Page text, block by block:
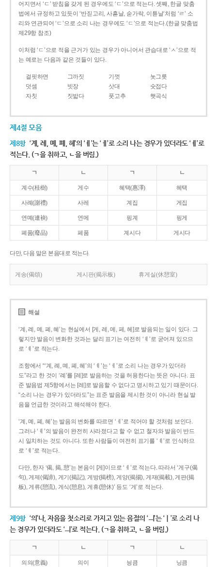
어지면서 ‘ㄷ’ 받침을 갖게 된 경우에도 ‘ㄷ’으로 적는다. 셋째, 한글 맞춤
법에서 규정하고 있듯이 ‘반짇고리, 사흗날, 숟가락, 이튿날’처럼 ‘ㄹ’ 소
리와 연관되어 ‘ㄷ’으로 소리 나는 경우에도 ‘ㄷ’으로 적는다.(한글 맞춤법
제29항 참조)
이처럼 ‘ㄷ’으로 적을 근거가 있는 경우가 아니어서 관습대로 ‘ㅅ’으로 적
는 예로는 다음과 같은 것들이 있다.
걸핏하면 그까짓 기껏
놋그릇
덧셈
빗장 삿대
숫접다
자칫
짓밟다 풋고추 햇곡식
제4절 모음
제8항 ‘계, 례, 몌, 폐, 혜’의 ‘ㅖ’는 ‘ㅔ’로 소리 나는 경우가 있더라도 ‘ㅖ’로
적는다. (ㄱ을 취하고, ㄴ을 버림.)
ㄱ ㄴ ㄱ ㄴ
계수(桂樹) 게수 혜택(惠澤) 헤택
사례(謝禮) 사레 계집 게집
연몌(連袂) 연메 핑계 핑게
폐품(廢品) 페품 계시다 게시다
다만, 다음 말은 본음대로 적는다.
게송(偈頌) 게시판(揭示板) 휴게실(休憩室)
해설
‘계, 례, 몌, 폐, 혜’는 현실에서 [게, 레, 메, 페, 헤]로 발음되는 일이 있다. 그
렇지만 발음이 변화한 것과는 달리 표기는 여전히 ‘ㅖ’로 굳어져 있으므
로 ‘ㅖ’로 적는다.
조항에서 “‘계, 례, 몌, 폐, 혜’의 ‘ㅖ’는 ‘ㅔ’로 소리 나는 경우가 있더라
도”라고 한 것이 ‘례’를 [레]로 발음하는 것을 허용한다는 뜻은 아니다. 표
준 발음법 제5항에서는 [레]로 발음할 수 없다고 명시하고 있기 때문이다.
“소리 나는 경우가 있더라도”는 표준 발음을 제시한 것이 아니라 현실 발
음을 언급한 것이라고 해석해야 한다.
‘계, 몌, 폐, 혜’는 발음의 변화를 따르면 ‘ㅔ’로 적어야 할 것처럼 보인다.
그러나 ‘ㅖ’의 발음이 완전히 사라졌다고 할 수 없고 철자와 발음이 반드
시 일치하는 것도 아니다. 또한 사람들이 여전히 표기를 ‘ㅖ’로 인식하므
로 ‘ㅖ’로 적는다.
다만, 한자 ‘偈, 揭, 憩’는 본음이 [게]이므로 ‘ㅔ’로 적는다. 따라서 ‘게구(偈
句), 게제(偈諦), 게기(揭記), 게방(揭榜), 게양(揭揚), 게재(揭載), 게판(揭
板), 게류(憩流), 게식(憩息), 게휴(憩休)’ 등도 ‘게’로 적는다.
제9항 ‘의’나, 자음을 첫소리로 가지고 있는 음절의 ‘ㅢ’는 ‘ㅣ’로 소리 나
는 경우가 있더라도 ‘ㅢ’로 적는다. (ㄱ을 취하고, ㄴ을 버림.)
ㄱ ㄴ ㄱ ㄴ
의의(意義) 의이 닁큼 닝큼